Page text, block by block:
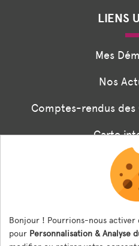
LIENS
Mes
Nos
Comptes-rendus des
Carte
Formulaire
Les menus
Documents
Bonjour ! Pourrions-nous activer
pour Personnalisation & Analyse